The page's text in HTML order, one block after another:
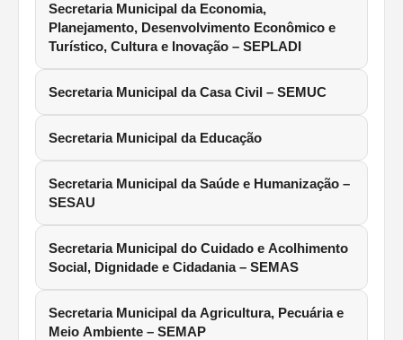
Secretaria Municipal da Economia,
Planejamento, Desenvolvimento Econômico e
Turístico, Cultura e Inovação – SEPLADI
Secretaria Municipal da Casa Civil – SEMUC
Secretaria Municipal da Educação
Secretaria Municipal da Saúde e Humanização –
SESAU
Secretaria Municipal do Cuidado e Acolhimento
Social, Dignidade e Cidadania – SEMAS
Secretaria Municipal da Agricultura, Pecuária e
Meio Ambiente – SEMAP